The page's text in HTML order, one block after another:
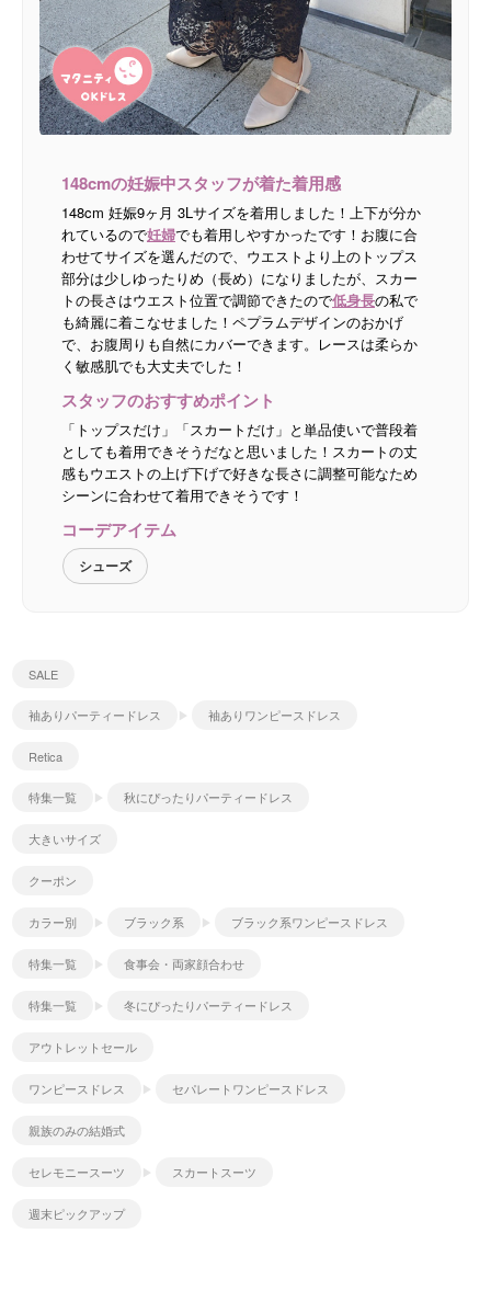
148cmの妊娠中スタッフが着た着用感
148cm 妊娠9ヶ月 3Lサイズを着用しました！上下が分か
れているので妊婦でも着用しやすかったです！お腹に合
わせてサイズを選んだので、ウエストより上のトップス
部分は少しゆったりめ（長め）になりましたが、スカー
トの長さはウエスト位置で調節できたので低身長の私で
も綺麗に着こなせました！ペプラムデザインのおかげ
で、お腹周りも自然にカバーできます。レースは柔らか
く敏感肌でも大丈夫でした！
スタッフのおすすめポイント
「トップスだけ」「スカートだけ」と単品使いで普段着
としても着用できそうだなと思いました！スカートの丈
感もウエストの上げ下げで好きな長さに調整可能なため
シーンに合わせて着用できそうです！
コーデアイテム
シューズ
SALE
袖ありパーティードレス 袖ありワンピースドレス
Retica
特集一覧 秋にぴったりパーティードレス
大きいサイズ
クーポン
カラー別 ブラック系 ブラック系ワンピースドレス
特集一覧 食事会・両家顔合わせ
特集一覧 冬にぴったりパーティードレス
アウトレットセール
ワンピースドレス セパレートワンピースドレス
親族のみの結婚式
セレモニースーツ スカートスーツ
週末ピックアップ